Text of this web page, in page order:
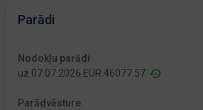
Parādi
Nodokļu parādi
uz 07.07.2026 EUR 46077.57
Parādvēsture